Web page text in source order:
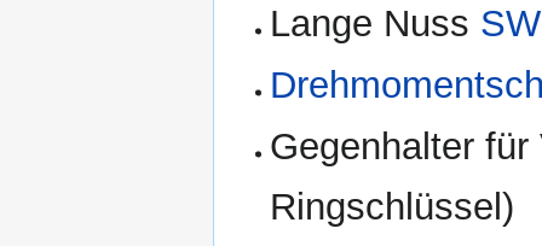
Lange Nuss SW
Gegenhalter
Ringschlüssel)